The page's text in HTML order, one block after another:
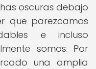
oscuras debajo
que parezcamos
e incluso
somos. Por
una amplia